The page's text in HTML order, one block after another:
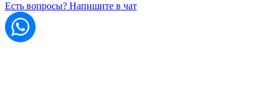
Есть вопросы? Напишите в чат